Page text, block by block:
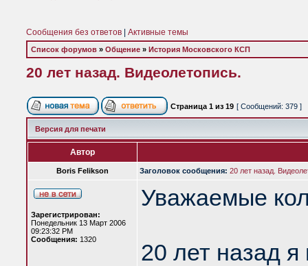
Сообщения без ответов Активные темы
Список форумов » Общение » История Московского КСП
20 лет назад. Видеолетопись.
Страница 1 из 19 [ Сообщений: 379 ]
Версия для печати
Автор
Boris Felikson Заголовок сообщения: 20 лет назад.
Зарегистрирован:
Понедельник 13 Март 2006
09:23:32 PM
Сообщения: 1320
Уважаемые
20 лет назад я